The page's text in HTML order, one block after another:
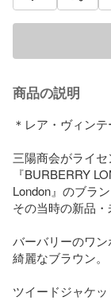
商品の説明
＊レア・ヴィンテ
三陽商会がライセ
『BURBERRY
London』のブラ
その当時の新品・
バーバリーのワン
綺麗なブラウン。
ツイードジャケッ